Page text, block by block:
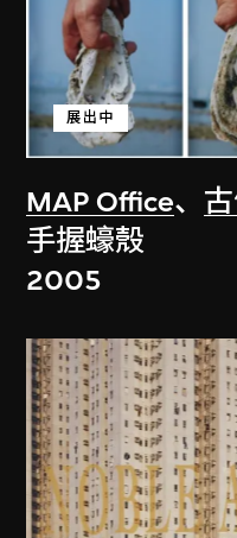
MAP Office、
展出中
手握蠔殼
2005